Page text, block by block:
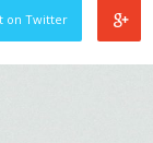
on Twitter